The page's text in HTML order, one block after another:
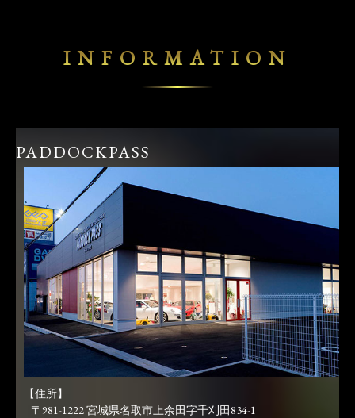
INFORMATION
PADDOCKPASS
【住所】
〒981-1222 宮城県名取市上余田字千刈田834-1